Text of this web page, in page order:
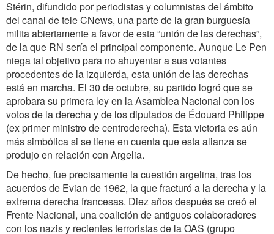
Stérin, difundido por periodistas y columnistas del ámbito
del canal de tele CNews, una parte de la gran burguesía
milita abiertamente a favor de esta “unión de las derechas”,
de la que RN sería el principal componente. Aunque Le Pen
niega tal objetivo para no ahuyentar a sus votantes
procedentes de la izquierda, esta unión de las derechas
está en marcha. El 30 de octubre, su partido logró que se
aprobara su primera ley en la Asamblea Nacional con los
votos de la derecha y de los diputados de Édouard Philippe
(ex primer ministro de centroderecha). Esta victoria es aún
más simbólica si se tiene en cuenta que esta alianza se
produjo en relación con Argelia.
De hecho, fue precisamente la cuestión argelina, tras los
acuerdos de Evian de 1962, la que fracturó a la derecha y la
extrema derecha francesas. Diez años después se creó el
Frente Nacional, una coalición de antiguos colaboradores
con los nazis y recientes terroristas de la OAS (grupo